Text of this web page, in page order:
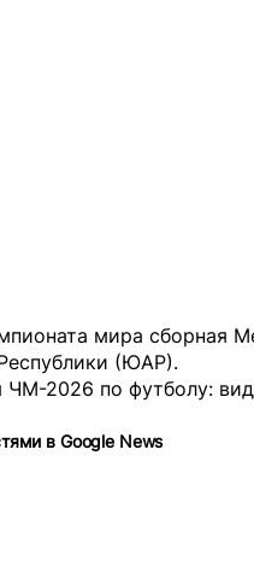
мира сборная
(ЮАР).
ЧМ-2026 по футболу:
в Google News